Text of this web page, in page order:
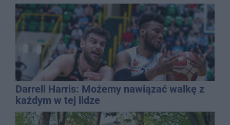
Darrell Harris: Możemy nawiązać walkę z
każdym w tej lidze